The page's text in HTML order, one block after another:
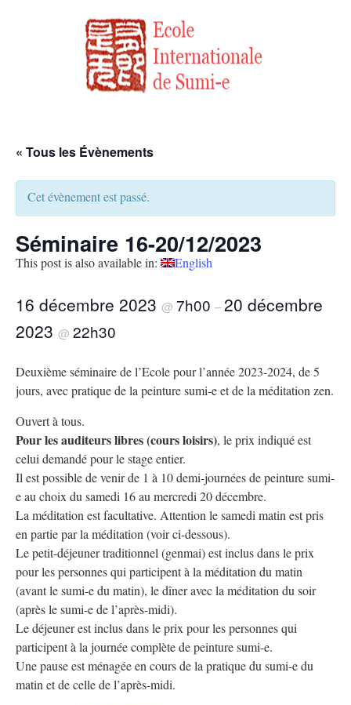
« Tous les Évènements
Cet évènement est passé.
Séminaire 16-20/12/2023
This post is also available in: English
16 décembre 2023 @ 7h00 –20 décembre
2023 @ 22h30
Deuxième séminaire de l’Ecole pour l’année 2023-2024, de 5
jours, avec pratique de la peinture sumi-e et de la méditation zen.
Ouvert à tous.
Pour les auditeurs libres (cours loisirs), le prix indiqué est
celui demandé pour le stage entier.
Il est possible de venir de 1 à 10 demi-journées de peinture sumi-
e au choix du samedi 16 au mercredi 20 décembre.
La méditation est facultative. Attention le samedi matin est pris
en partie par la méditation (voir ci-dessous).
Le petit-déjeuner traditionnel (genmai) est inclus dans le prix
pour les personnes qui participent à la méditation du matin
(avant le sumi-e du matin), le dîner avec la méditation du soir
(après le sumi-e de l’après-midi).
Le déjeuner est inclus dans le prix pour les personnes qui
participent à la journée complète de peinture sumi-e.
Une pause est ménagée en cours de la pratique du sumi-e du
matin et de celle de l’après-midi.